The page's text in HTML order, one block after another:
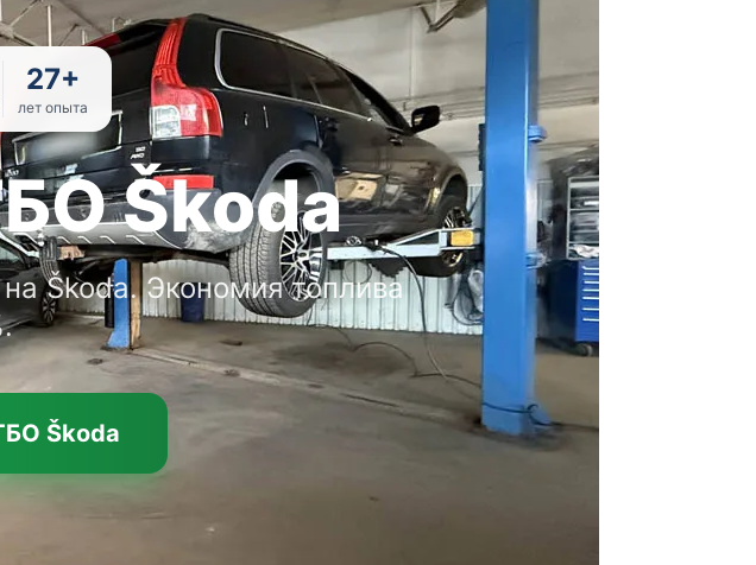
27+
лет опыта
Škoda
Škoda. Экономия топлива
Škoda